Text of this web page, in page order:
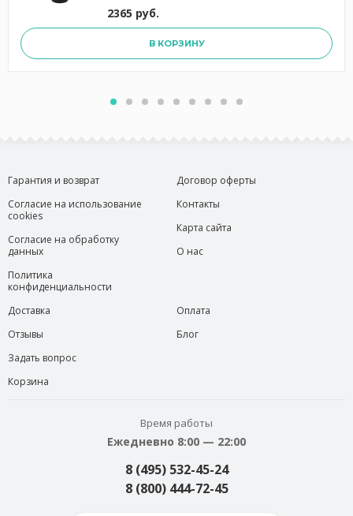
2365 руб.
В КОРЗИНУ
Гарантия и возврат
Согласие на использование
cookies
Согласие на обработку
данных
Политика
конфиденциальности
Договор оферты
Контакты
Карта сайта
О нас
Доставка
Отзывы
Задать вопрос
Корзина
Оплата
Блог
Время работы
Ежедневно 8:00 — 22:00
8 (495) 532-45-24
8 (800) 444-72-45